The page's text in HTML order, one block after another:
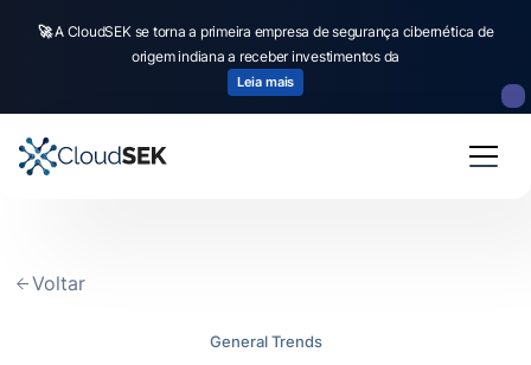
🚀A CloudSEK se torna a primeira empresa de segurança cibernética de
origem indiana a receber investimentos da
Leia mais
Voltar
General Trends